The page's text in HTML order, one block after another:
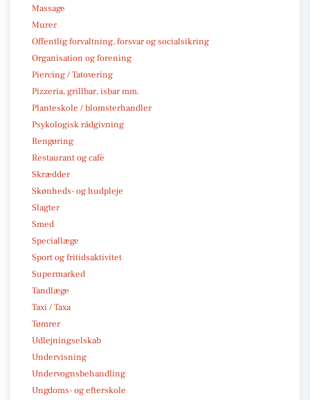
Massage
Murer
Offentlig forvaltning, forsvar og socialsikring
Organisation og forening
Piercing / Tatovering
Pizzeria, grillbar, isbar mm.
Planteskole / blomsterhandler
Psykologisk rådgivning
Rengøring
Restaurant og café
Skrædder
Skønheds- og hudpleje
Slagter
Smed
Speciallæge
Sport og fritidsaktivitet
Supermarked
Tandlæge
Taxi / Taxa
Tømrer
Udlejningselskab
Undervisning
Undervognsbehandling
Ungdoms- og efterskole